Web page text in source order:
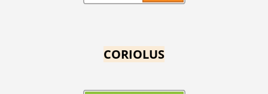
CORIOLUS